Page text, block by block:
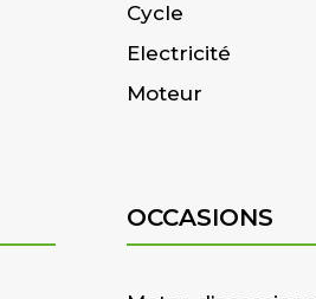
Cycle
Electricité
Moteur
OCCASIONS